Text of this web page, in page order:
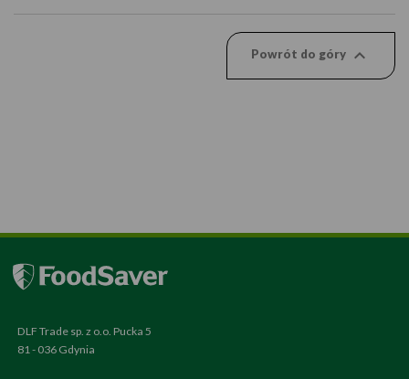
Powrót do góry 
DLF Trade sp. z o.o. Pucka 5
81 - 036 Gdynia